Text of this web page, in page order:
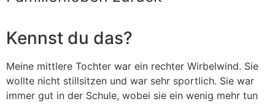
Kennst du das?
Meine mittlere Tochter war ein rechter Wirbelwind. Sie
wollte nicht stillsitzen und war sehr sportlich. Sie war
immer gut in der Schule, wobei sie ein wenig mehr tun